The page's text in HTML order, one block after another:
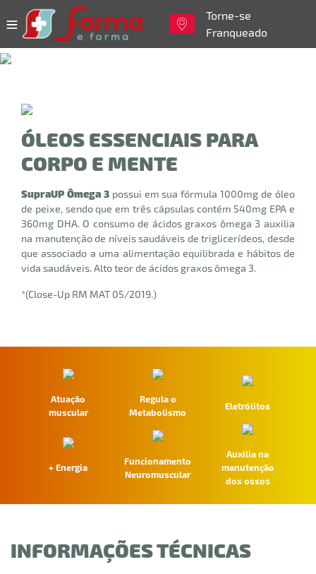
Torne-se
Franqueado
ÓLEOS ESSENCIAIS PARA
CORPO E MENTE
SupraUP Ômega 3possui em sua fórmula 1000mg de óleo
de peixe, sendo que em três cápsulas contém 540mg EPA e
360mg DHA. O consumo de ácidos graxos ômega 3 auxilia
na manutenção de níveis saudáveis de triglicerídeos, desde
que associado a uma alimentação equilibrada e hábitos de
vida saudáveis. Alto teor de ácidos graxos ômega 3.
*(Close-Up RM MAT 05/2019.)
Atuação
muscular
Regula o
Metabolismo
Eletrólitos
+ Energia
Funcionamento
Neuromuscular
Auxilia na
manutenção
dos ossos
INFORMAÇÕES TÉCNICAS